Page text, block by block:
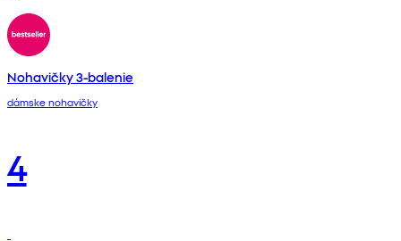
Nohavičky 3-balenie
dámske nohavičky
4